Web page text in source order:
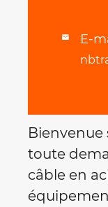
 E-
Bienvenue
toute
câble en